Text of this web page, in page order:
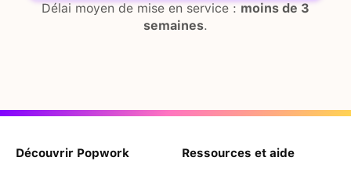
Délai moyen de mise en service : moins de 3
semaines.
Découvrir Popwork
Ressources et aide